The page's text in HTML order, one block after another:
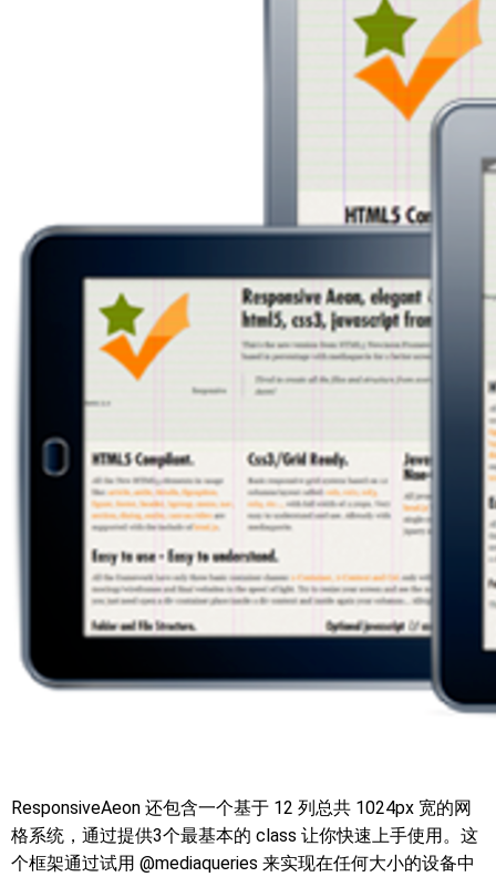
ResponsiveAeon 还包含一个基于 12 列总共 1024px 宽的网
格系统，通过提供3个最基本的 class 让你快速上手使用。这
个框架通过试用 @mediaqueries 来实现在任何大小的设备中